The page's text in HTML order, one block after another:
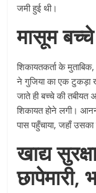
जमी हुई थी।
मासूम
शिकायतकर्ता के
ने गुजिया का एक टुकड़ा
जाते ही बच्चे की
शिकायत होने लगी।
पास पहुँचाया, जहाँ उसका
खाद्य
छापेमारी,